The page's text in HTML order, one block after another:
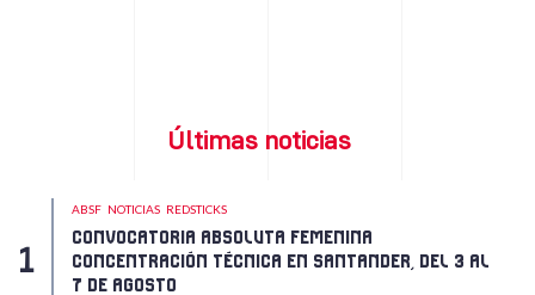
Últimas noticias
ABSF NOTICIAS REDSTICKS
CONVOCATORIA ABSOLUTA FEMENINA
CONCENTRACIÓN TÉCNICA EN SANTANDER, DEL 3 AL
7 DE AGOSTO